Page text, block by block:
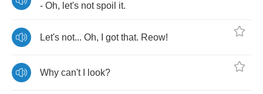
- Oh, let's not spoil it.
Let's not... Oh, got that. Reow!
Why can't look?